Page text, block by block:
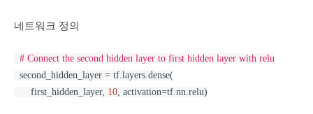
네트워크 정의
# Connect the second hidden layer to first hidden layer with relu
second_hidden_layer = tf.layers.dense(
first_hidden_layer, 10, activation=tf.nn.relu)